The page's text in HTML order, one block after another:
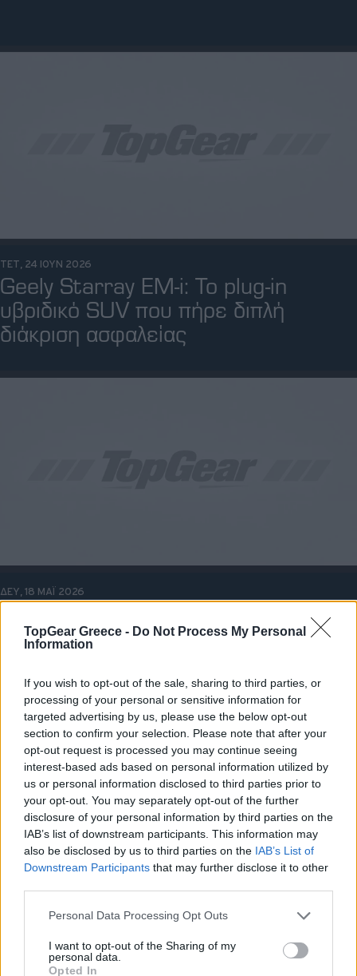
TopGear Greece - Do Not Process My Personal
Information
If you wish to opt-out of the sale, sharing to third parties, or
processing of your personal or sensitive information for
targeted advertising by us, please use the below opt-out
section to confirm your selection. Please note that after your
opt-out request is processed you may continue seeing
interest-based ads based on personal information utilized by
us or personal information disclosed to third parties prior to
your opt-out. You may separately opt-out of the further
disclosure of your personal information by third parties on the
IAB’s list of downstream participants. This information may
also be disclosed by us to third parties on the IAB’s List of
Downstream Participants that may further disclose it to other
Please note that this website/app uses one or more Google
not limited to your visit or usage behaviour. You may click to
grant or deny consent to Google and its third-party tags to
Personal Data Processing Opt Outs
I want to opt-out of the Sharing of my
personal data.
Opted In
ΤΕΤ, 24 ΙΟΥΝ 2026
Geely Starray EM-i: Το plug-in
υβριδικό SUV που πήρε διπλή
διάκριση ασφαλείας
ΔΕΥ, 18 ΜΑΪ 2026
Renault και Geely θα προμηθεύουν κινητήρες
V6 και V8 σε πασίγνωση φίρμα
εξαγωγές στον Καναδά-Γιατί είναι σημαντικό
ΑΡΓΥΡΗΣ ΑΓΓΕΛΟΠΟΥΛΟΣ